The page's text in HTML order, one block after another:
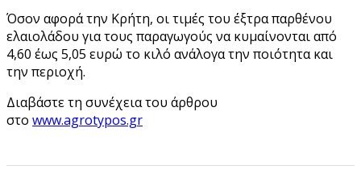
Όσον αφορά την Κρήτη, οι τιμές του έξτρα παρθένου
ελαιολάδου για τους παραγωγούς να κυμαίνονται από
4,60 έως 5,05 ευρώ το κιλό ανάλογα την ποιότητα και
την περιοχή.
Διαβάστε τη συνέχεια του άρθρου
στο www.agrotypos.gr